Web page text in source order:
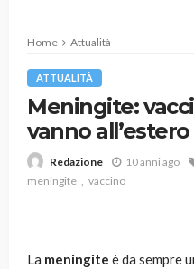
Home Attualità
ATTUALITÀ
Meningite:
vanno all’estero
Redazione 10 anni ago
meningite
vaccino
La meningite è da sempre